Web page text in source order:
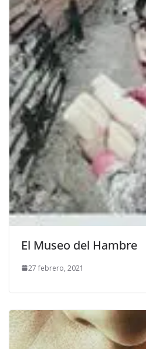
El Museo del Hambre
27 febrero, 2021